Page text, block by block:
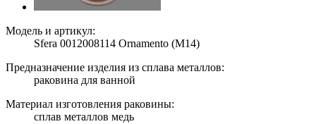
Модель и артикул:
Sfera 0012008114 Ornamento (M14)
Предназначение изделия из сплава металлов:
раковина для ванной
Материал изготовления раковины:
сплав металлов медь